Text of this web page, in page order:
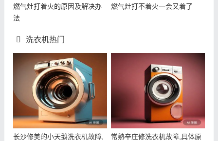
燃气灶打着火的原因及解决办
法
燃气灶打不着火一会又着了
洗衣机热门
长沙修美的小天鹅洗衣机故障,
常熟辛庄修洗衣机故障,具体原